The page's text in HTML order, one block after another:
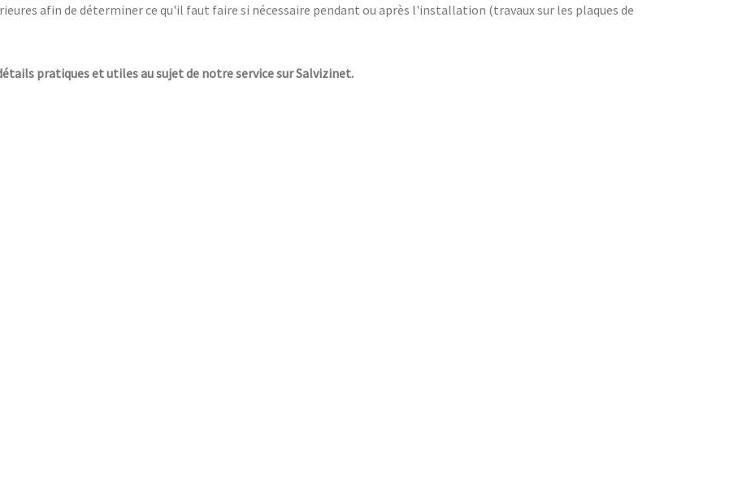
afin de déterminer ce qu'il faut faire si nécessaire pendant ou après l'installation (travaux sur les plaques de
pratiques et utiles au sujet de notre service sur Salvizinet.